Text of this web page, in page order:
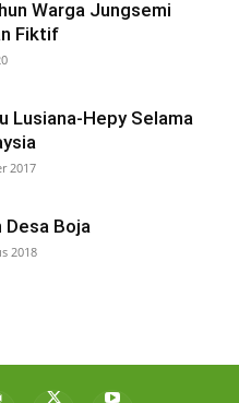
Warga Jungsemi
Fiktif
Lusiana-Hepy Selama
2017
Desa Boja
2018